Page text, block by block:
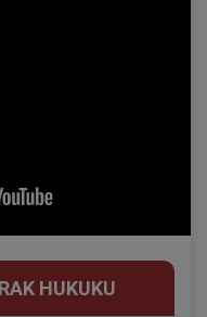
HUKUKU